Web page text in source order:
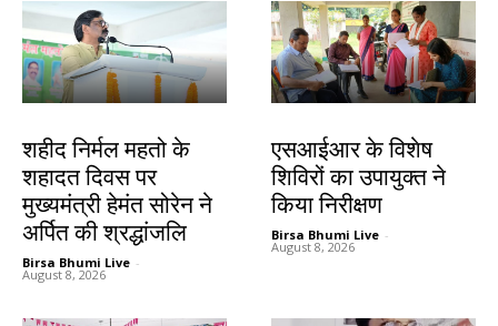
शहीद निर्मल महतो के
शहादत दिवस पर
मुख्यमंत्री हेमंत सोरेन ने
अर्पित की श्रद्धांजलि
Birsa Bhumi Live -
August 8, 2026
एसआईआर के विशेष
शिविरों का उपायुक्त ने
किया निरीक्षण
Birsa Bhumi Live -
August 8, 2026